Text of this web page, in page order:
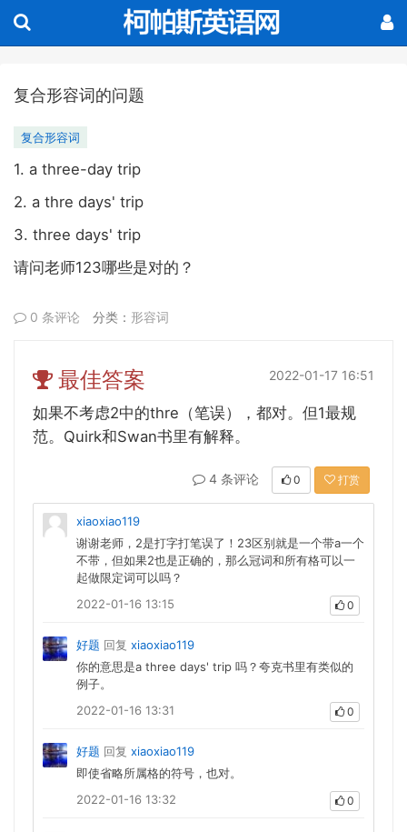
复合形容词的问题
复合形容词
1. a three-day trip
2. a thre days' trip
3. three days' trip
请问老师123哪些是对的？
0 条评论 分类： 形容词
最佳答案 2022-01-17 16:51
如果不考虑2中的thre（笔误），都对。但1最规
范。Quirk和Swan书里有解释。
4 条评论 0 打赏
xiaoxiao119
谢谢老师，2是打字打笔误了！23区别就是一个带a一个
不带，但如果2也是正确的，那么冠词和所有格可以一
起做限定词可以吗？
2022-01-16 13:15
0
好题 回复 xiaoxiao119
你的意思是a three days' trip 吗？夸克书里有类似的
例子。
2022-01-16 13:31
0
好题 回复 xiaoxiao119
即使省略所属格的符号，也对。
2022-01-16 13:32
0